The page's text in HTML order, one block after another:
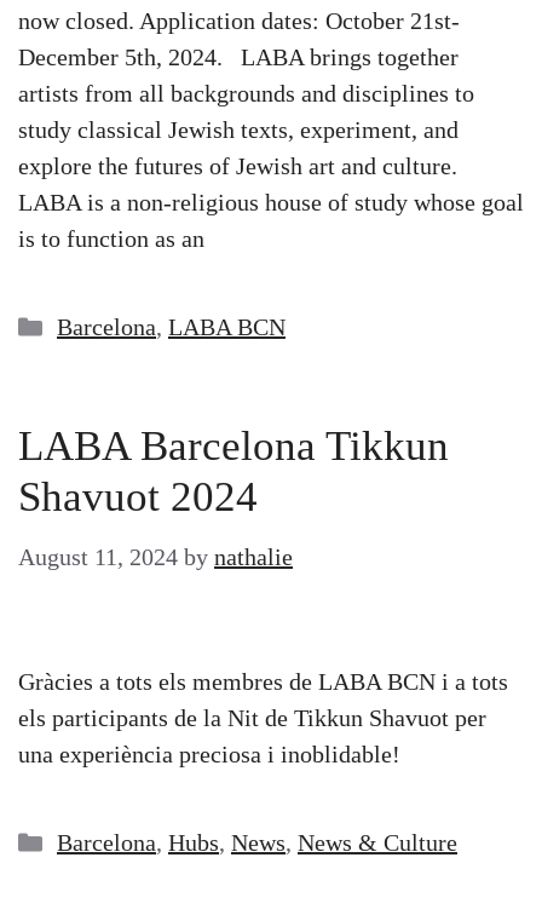
now closed. Application dates: October 21st-
December 5th, 2024. LABA brings together
artists from all backgrounds and disciplines to
study classical Jewish texts, experiment, and
explore the futures of Jewish art and culture.
LABA is a non-religious house of study whose goal
is to function as an
Categories
Barcelona, LABA BCN
LABA Barcelona Tikkun
Shavuot 2024
August 11, 2024 by nathalie
Gràcies a tots els membres de LABA BCN i a tots
els participants de la Nit de Tikkun Shavuot per
una experiència preciosa i inoblidable!
Categories
Barcelona, Hubs, News, News & Culture